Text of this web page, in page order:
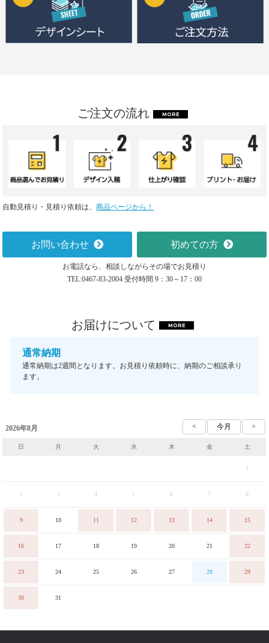
ご注文の流れ MORE
自動見積り・見積り依頼は、商品ページから！
お問い合わせ 初めての方
お電話なら、相談しながらその場でお見積り
TEL:0467-83-2004 受付時間 9：30～17：00
お届けについて MORE
通常納期
通常納期は2週間となります。お見積り依頼時に、納期のご相談承り
ます。
2026年8月
日 月 火 水 木 金 土
1
2 3 4 5 6 7 8
9 10 11 12 13 14 15
16 17 18 19 20 21 22
23 24 25 26 27 28 29
30 31